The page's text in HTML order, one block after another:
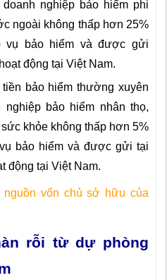
nghiệp bảo hiểm phi
ngoài không thấp hơn 25%
vụ bảo hiểm và được gửi
động tại Việt Nam.
bảo hiểm thường xuyên
bảo hiểm nhân thọ,
khỏe không thấp hơn 5%
bảo hiểm và được gửi tại
động tại Việt Nam.
vốn chủ sở hữu của
rỗi từ dự phòng